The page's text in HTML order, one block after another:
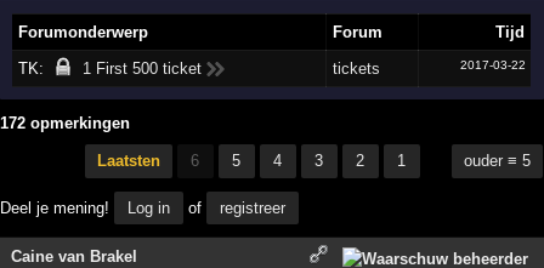
Forumonderwerp Forum
Tijd
TK:
1 First 500 ticket tickets 2017-03-22
172 opmerkingen
Laatsten 6 5 4 3 2 1 ouder ≡ 5
Deel je mening! Log in of registreer
Caine van Brakel